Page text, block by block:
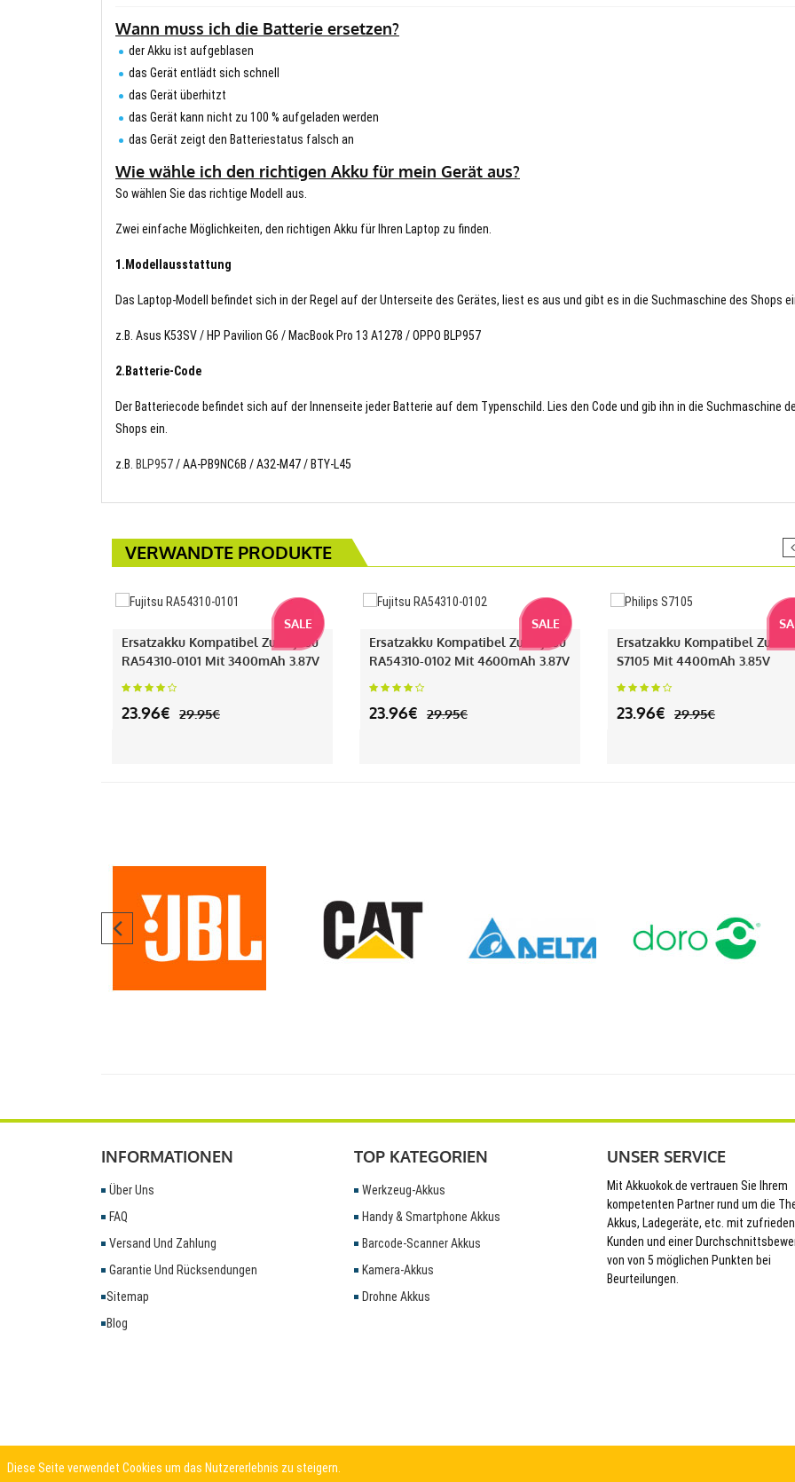
Wann muss ich die Batterie ersetzen?
der Akku ist aufgeblasen
das Gerät entlädt sich schnell
das Gerät überhitzt
das Gerät kann nicht zu 100 % aufgeladen werden
das Gerät zeigt den Batteriestatus falsch an
Wie wähle ich den richtigen Akku für mein Gerät aus?
So wählen Sie das richtige Modell aus.
Zwei einfache Möglichkeiten, den richtigen Akku für Ihren Laptop zu finden.
1.Modellausstattung
Das Laptop-Modell befindet sich in der Regel auf der Unterseite des Gerätes, liest es aus und gibt es in die Suchmaschine des Shops
z.B. Asus K53SV / HP Pavilion G6 / MacBook Pro 13 A1278 / OPPO BLP957
2.Batterie-Code
Der Batteriecode befindet sich auf der Innenseite jeder Batterie auf dem Typenschild. Lies den Code und gib ihn in die Suchmaschine
Shops ein.
z.B. BLP957/ AA-PB9NC6B / A32-M47 / BTY-L45
VERWANDTE PRODUKTE
SALE
Ersatzakku Kompatibel Zu Fujitsu
RA54310-0101 Mit 3400mAh 3.87V
23.96€ 29.95€
SALE
Ersatzakku Kompatibel Zu Fujitsu
RA54310-0102 Mit 4600mAh 3.87V
23.96€ 29.95€
Ersatzakku Kompatibel Zu
S7105 Mit 4400mAh 3.85V
23.96€ 29.95€
INFORMATIONEN
Über Uns
FAQ
Versand Und Zahlung
Garantie Und Rücksendungen
Sitemap
Blog
TOP KATEGORIEN
Werkzeug-Akkus
Handy & Smartphone Akkus
Barcode-Scanner Akkus
Kamera-Akkus
Drohne Akkus
UNSER SERVICE
Mit Akkuokok.de vertrauen Sie Ihrem
kompetenten Partner rund um die
Akkus, Ladegeräte, etc. mit
Kunden und einer
von von 5 möglichen Punkten bei
Beurteilungen.
Diese Seite verwendet Cookies um das Nutzererlebnis zu steigern.